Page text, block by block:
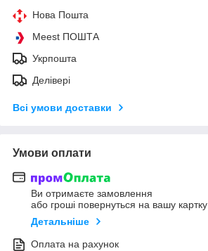
Нова Пошта
Meest ПОШТА
Укрпошта
Делівері
Всі умови доставки
Умови оплати
Ви отримаєте замовлення
або гроші повернуться на вашу картку
Детальніше
Оплата на рахунок